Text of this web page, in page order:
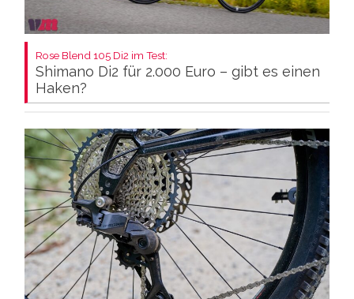
Rose Blend 105 Di2 im Test:
Shimano Di2 für 2.000 Euro – gibt es einen
Haken?